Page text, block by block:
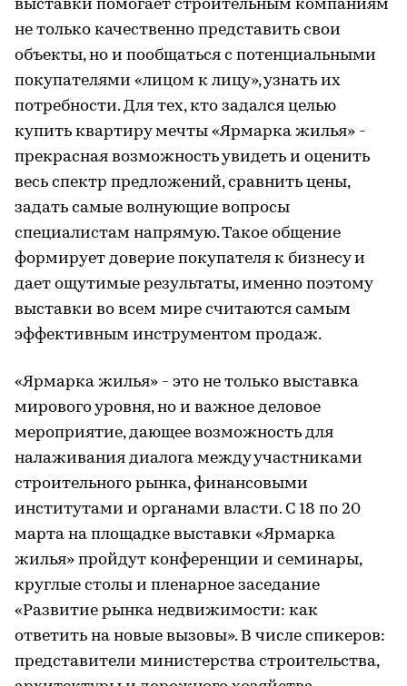
выставки помогает строительным компаниям
не только качественно представить свои
объекты, но и пообщаться с потенциальными
покупателями «лицом к лицу», узнать их
потребности. Для тех, кто задался целью
купить квартиру мечты «Ярмарка жилья» -
прекрасная возможность увидеть и оценить
весь спектр предложений, сравнить цены,
задать самые волнующие вопросы
специалистам напрямую. Такое общение
формирует доверие покупателя к бизнесу и
дает ощутимые результаты, именно поэтому
выставки во всем мире считаются самым
эффективным инструментом продаж.
«Ярмарка жилья» - это не только выставка
мирового уровня, но и важное деловое
мероприятие, дающее возможность для
налаживания диалога между участниками
строительного рынка, финансовыми
институтами и органами власти. С 18 по 20
марта на площадке выставки «Ярмарка
жилья» пройдут конференции и семинары,
круглые столы и пленарное заседание
«Развитие рынка недвижимости: как
ответить на новые вызовы». В числе спикеров:
представители министерства строительства,